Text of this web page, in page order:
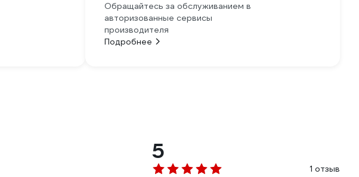
Обращайтесь за обслуживанием в
авторизованные сервисы
производителя
Подробнее
5
1 отзыв